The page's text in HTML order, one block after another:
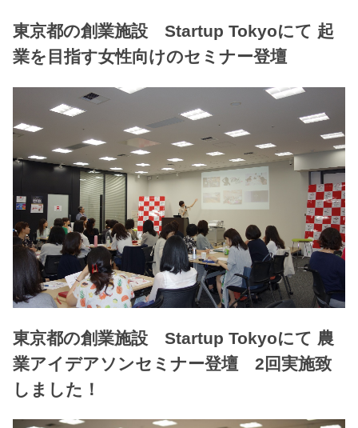
東京都の創業施設 Startup Tokyoにて 起
業を目指す女性向けのセミナー登壇
東京都の創業施設 Startup Tokyoにて 農
業アイデアソンセミナー登壇 2回実施致
しました！